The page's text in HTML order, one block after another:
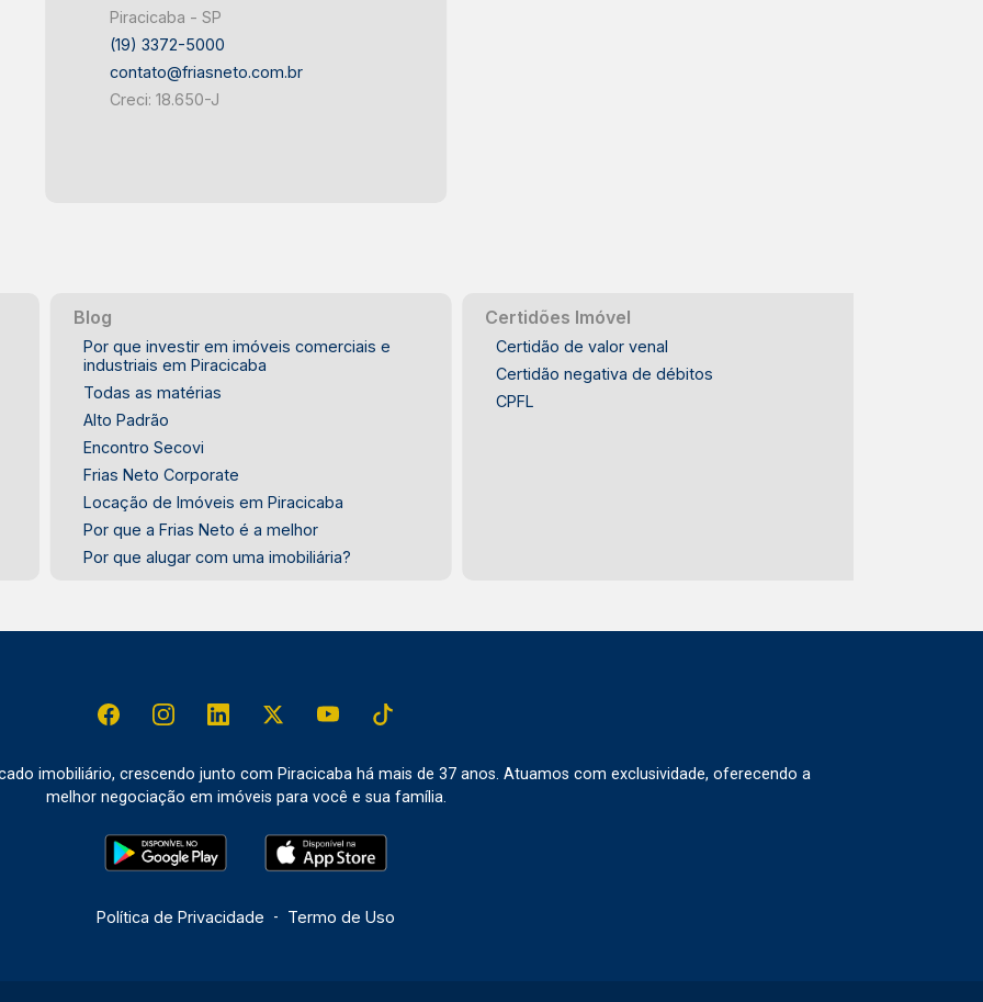
Piracicaba - SP
(19) 3372-5000
contato@friasneto.com.br
Creci: 18.650-J
Blog
Por que investir em imóveis comerciais e
industriais em Piracicaba
Todas as matérias
Alto Padrão
Encontro Secovi
Frias Neto Corporate
Locação de Imóveis em Piracicaba
Por que a Frias Neto é a melhor
Por que alugar com uma imobiliária?
Certidões Imóvel
Certidão de valor venal
Certidão negativa de débitos
CPFL
imobiliário, crescendo junto com Piracicaba há mais de 37 anos. Atuamos com exclusividade, oferecendo a
melhor negociação em imóveis para você e sua família.
Política de Privacidade - Termo de Uso